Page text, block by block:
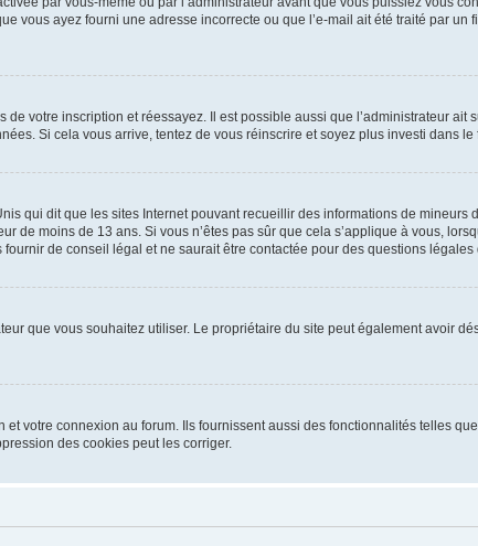
vous ayez fourni une adresse incorrecte ou que l’e-mail ait été traité par
votre inscription et réessayez. Il est possible aussi que l’administrateur
Si cela vous arrive, tentez de vous réinscrire et soyez plus investi dans le
qui dit que les sites Internet pouvant recueillir des informations de mineurs
de moins de 13 ans. Si vous n’êtes pas sûr que cela s’applique à vous,
de conseil légal et ne saurait être contactée pour des questions
que vous souhaitez utiliser. Le propriétaire du site peut également avoir
votre connexion au forum. Ils fournissent aussi des fonctionnalités telles
des cookies peut les corriger.